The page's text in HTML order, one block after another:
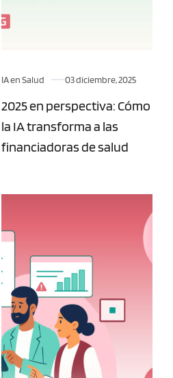
IA en Salud 03 diciembre, 2025
2025 en perspectiva: Cómo
la IA transforma a las
financiadoras de salud